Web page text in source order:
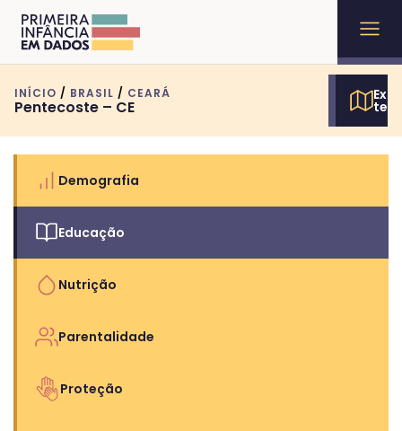
INÍCIO / BRASIL / CEARÁ
Pentecoste – CE
Demografia
Educação
Nutrição
Parentalidade
Proteção